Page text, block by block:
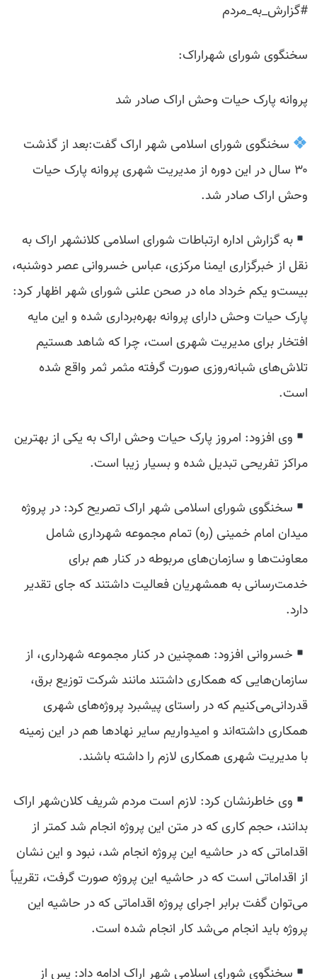
#گزارش_به_مردم
سخنگوی شورای شهراراک:
پروانه پارک حیات وحش اراک صادر شد
سخنگوی شورای اسلامی شهر اراک گفت:بعد از گذشت
۳۰ سال در این دوره از مدیریت شهری پروانه پارک حیات
وحش اراک صادر شد.
به گزارش اداره ارتباطات شورای اسلامی کلانشهر اراک به
نقل از خبرگزاری ایمنا مرکزی، عباس خسروانی عصر دوشنبه،
بیست‌و یکم خرداد ماه در صحن علنی شورای شهر اظهار کرد:
پارک حیات وحش دارای پروانه بهره‌برداری شده و این مایه
افتخار برای مدیریت شهری است، چرا که شاهد هستیم
تلاش‌های شبانه‌روزی صورت گرفته مثمر ثمر واقع شده
است.
وی افزود: امروز پارک حیات وحش اراک به یکی از بهترین
مراکز تفریحی تبدیل شده و بسیار زیبا است.
سخنگوی شورای اسلامی شهر اراک تصریح کرد: در پروژه
میدان امام خمینی (ره) تمام مجموعه شهرداری شامل
معاونت‌ها و سازمان‌های مربوطه در کنار هم برای
خدمت‌رسانی به همشهریان فعالیت داشتند که جای تقدیر
دارد.
خسروانی افزود: همچنین در کنار مجموعه شهرداری، از
سازمان‌هایی که همکاری داشتند مانند شرکت توزیع برق،
قدردانی‌می‌کنیم که در راستای پیشبرد پروژه‌های شهری
همکاری داشته‌اند و امیدواریم سایر نهادها هم در این زمینه
با مدیریت شهری همکاری لازم را داشته باشند.
وی خاطرنشان کرد: لازم است مردم شریف کلان‌شهر اراک
بدانند، حجم کاری که در متن این پروژه انجام شد کمتر از
اقداماتی که در حاشیه این پروژه انجام شد، نبود و این نشان
از اقداماتی است که در حاشیه این پروژه صورت گرفت، تقریباً
می‌توان گفت برابر اجرای پروژه اقداماتی که در حاشیه این
پروژه باید انجام می‌شد کار انجام شده است.
سخنگوی شورای اسلامی شهر اراک ادامه داد: پس از